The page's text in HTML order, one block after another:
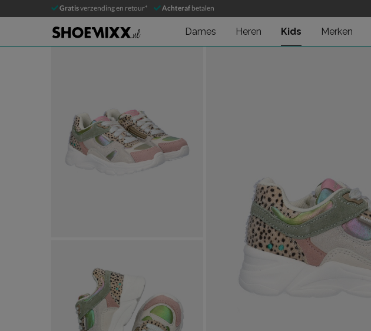
Gratisverzending en retour* Achteraf betalen
Dames Heren Kids Merken
BunniesJR
Lage sneakers